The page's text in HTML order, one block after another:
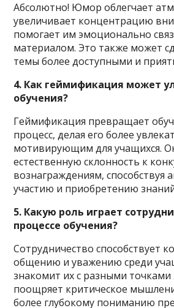
Абсолютно! Юмор облегчает
увеличивает концентрацию
помогает им эмоционально
материалом. Это также может
темы более доступными и
4. Как геймификация может
обучения?
Геймификация превращает
процесс, делая его более
мотивирующим для учащихся.
естественную склонность к
вознаграждениям, способствуя
участию и приобретению
5. Какую роль играет
процессе обучения?
Сотрудничество способствует
общению и уважению среди
знакомит их с разными точками
поощряет критическое
более глубокому пониманию